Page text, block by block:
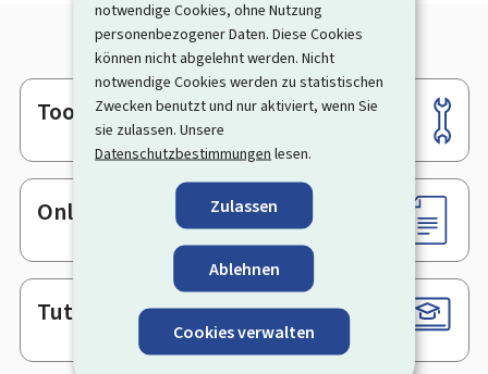
notwendige Cookies, ohne Nutzung
personenbezogener Daten. Diese Cookies
können nicht abgelehnt werden. Nicht
notwendige Cookies werden zu statistischen
Zwecken benutzt und nur aktiviert, wenn Sie
sie zulassen. Unsere
Datenschutzbestimmungen lesen.
Zulassen
Ablehnen
Cookies verwalten
Footer
Tools
Online-Dienste & Formulare
Tutorials